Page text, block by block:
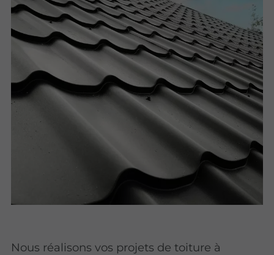
Nous réalisons vos projets de toiture à